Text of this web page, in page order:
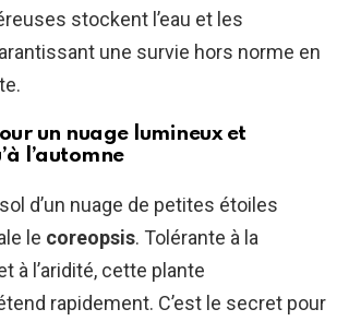
stockent l’eau et les
une survie hors norme en
un nuage lumineux et
l’automne
d’un nuage de petites étoiles
le coreopsis. Tolérante à la
à l’aridité, cette plante
rapidement. C’est le secret pour